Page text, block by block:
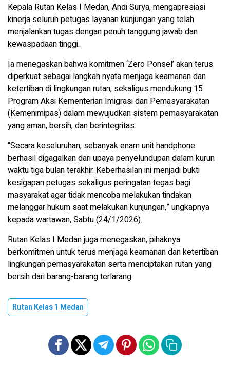
Kepala Rutan Kelas I Medan, Andi Surya, mengapresiasi
kinerja seluruh petugas layanan kunjungan yang telah
menjalankan tugas dengan penuh tanggung jawab dan
kewaspadaan tinggi.
Ia menegaskan bahwa komitmen ‘Zero Ponsel’ akan terus
diperkuat sebagai langkah nyata menjaga keamanan dan
ketertiban di lingkungan rutan, sekaligus mendukung 15
Program Aksi Kementerian Imigrasi dan Pemasyarakatan
(Kemenimipas) dalam mewujudkan sistem pemasyarakatan
yang aman, bersih, dan berintegritas.
“Secara keseluruhan, sebanyak enam unit handphone
berhasil digagalkan dari upaya penyelundupan dalam kurun
waktu tiga bulan terakhir. Keberhasilan ini menjadi bukti
kesigapan petugas sekaligus peringatan tegas bagi
masyarakat agar tidak mencoba melakukan tindakan
melanggar hukum saat melakukan kunjungan,” ungkapnya
kepada wartawan, Sabtu (24/1/2026).
Rutan Kelas I Medan juga menegaskan, pihaknya
berkomitmen untuk terus menjaga keamanan dan ketertiban
lingkungan pemasyarakatan serta menciptakan rutan yang
bersih dari barang-barang terlarang.
Rutan Kelas 1 Medan